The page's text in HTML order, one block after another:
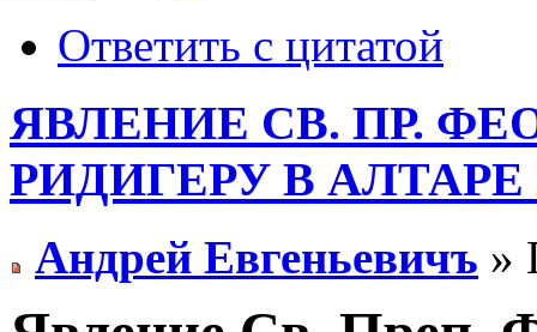
Ответить с цитатой
ЯВЛЕНИЕ СВ. ПР.
РИДИГЕРУ В
Андрей Евгеньевичъ »